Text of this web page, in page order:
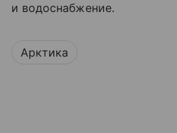
и водоснабжение.
Арктика